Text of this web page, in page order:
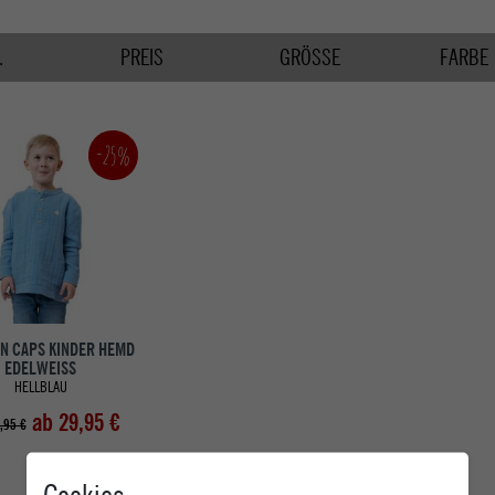
PREIS GRÖSSE FARBE
-25%
CAPS KINDER HEMD
EDELWEISS
HELLBLAU
€ ab 29,95 €